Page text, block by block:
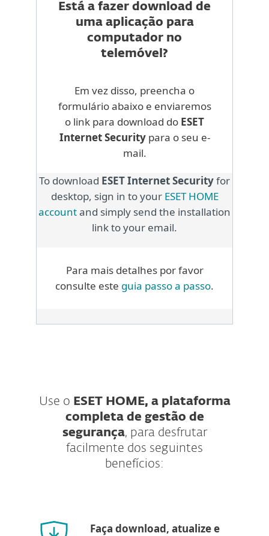
Está a fazer download de
uma aplicação para
computador no
telemóvel?
Em vez disso, preencha o
formulário abaixo e enviaremos
o link para download do ESET
Internet Securitypara o seu e-
mail.
To download ESET Internet Securityfor
desktop, sign in to your ESET HOME
accountand simply send the installation
link to your email.
Para mais detalhes por favor
consulte este guia passo a passo.
Use o ESET HOME, a plataforma
completa de gestão de
segurança, para desfrutar
facilmente dos seguintes
benefícios:
Faça download, atualize e